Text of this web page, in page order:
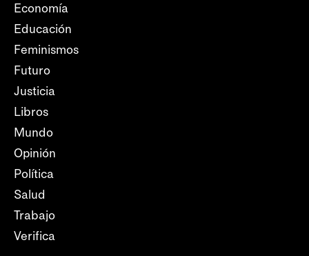
Economía
Educación
Feminismos
Futuro
Justicia
Libros
Mundo
Opinión
Política
Salud
Trabajo
Verifica